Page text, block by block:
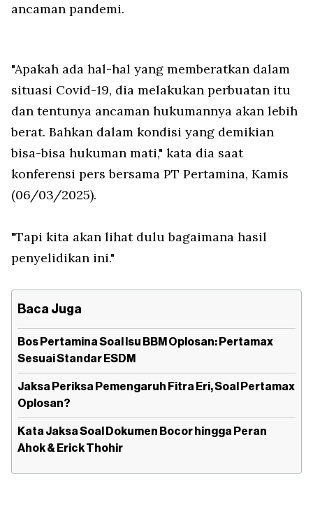
ancaman pandemi.
"Apakah ada hal-hal yang memberatkan dalam
situasi Covid-19, dia melakukan perbuatan itu
dan tentunya ancaman hukumannya akan lebih
berat. Bahkan dalam kondisi yang demikian
bisa-bisa hukuman mati," kata dia saat
konferensi pers bersama PT Pertamina, Kamis
(06/03/2025).
"Tapi kita akan lihat dulu bagaimana hasil
penyelidikan ini."
Baca Juga
Bos Pertamina Soal Isu BBM Oplosan: Pertamax
Sesuai Standar ESDM
Jaksa Periksa Pemengaruh Fitra Eri, Soal Pertamax
Oplosan?
Kata Jaksa Soal Dokumen Bocor hingga Peran
Ahok & Erick Thohir